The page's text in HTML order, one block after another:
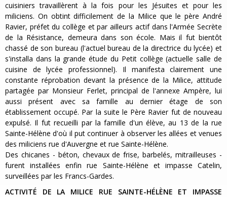
cuisiniers travaillèrent à la fois pour les Jésuites et pour les
miliciens. On obtint difficilement de la Milice que le père André
Ravier, préfet du collège et par ailleurs actif dans l'Armée Secrète
de la Résistance, demeura dans son école. Mais il fut bientôt
chassé de son bureau (l'actuel bureau de la directrice du lycée) et
s'installa dans la grande étude du Petit collège (actuelle salle de
cuisine de lycée professionnel). Il manifesta clairement une
constante réprobation devant la présence de la Milice, attitude
partagée par Monsieur Ferlet, principal de l'annexe Ampère, lui
aussi présent avec sa famille au dernier étage de son
établissement occupé. Par la suite le Père Ravier fut de nouveau
expulsé. Il fut recueilli par la famille d'un élève, au 13 de la rue
Sainte-Hélène d'où il put continuer à observer les allées et venues
des miliciens rue d'Auvergne et rue Sainte-Hélène.
Des chicanes - béton, chevaux de frise, barbelés, mitrailleuses -
furent installées enfin rue Sainte-Hélène et impasse Catelin,
surveillées par les Francs-Gardes.
ACTIVITÉ DE LA MILICE RUE SAINTE-HÉLÈNE ET IMPASSE